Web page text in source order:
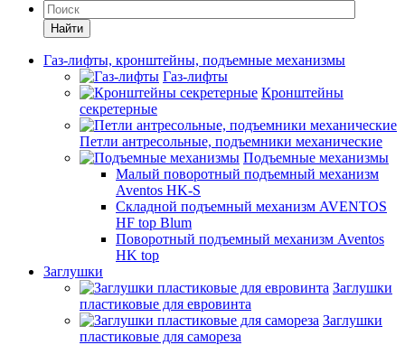
Найти
Газ-лифты, кронштейны, подъемные механизмы
Газ-лифты
Кронштейны
секретерные
Петли антресольные, подъемники механические
Подъемные механизмы
Малый поворотный подъемный механизм
Aventos HK-S
Складной подъемный механизм AVENTOS
HF top Blum
Поворотный подъемный механизм Aventos
HK top
Заглушки
Заглушки
пластиковые для евровинта
Заглушки
пластиковые для самореза